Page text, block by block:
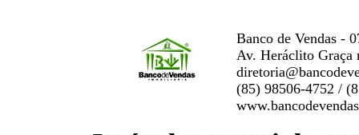
Banco de Vendas -
Av. Heráclito Graça
(85) 98506-4752 /